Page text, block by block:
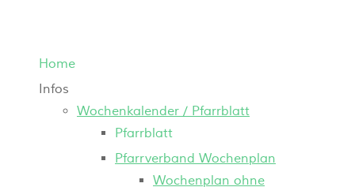
Home
Infos
Wochenkalender / Pfarrblatt
Pfarrblatt
Pfarrverband Wochenplan
Wochenplan ohne